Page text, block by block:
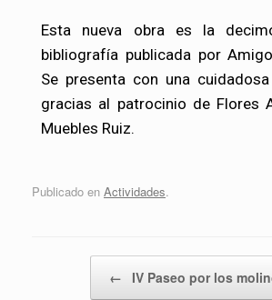
Esta nueva obra es la
bibliografía publicada por
Se presenta con una
gracias al patrocinio de Flores
Muebles Ruiz.
Publicado en Actividades.
← IV Paseo por los